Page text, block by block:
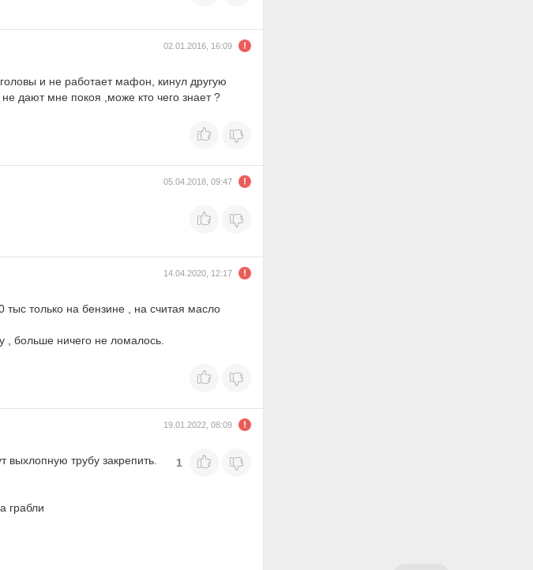
02.01.2016, 16:09
и не работает мафон, кинул другую
дают мне покоя ,може кто чего знает ?
05.04.2018, 09:47
14.04.2020, 12:17
только на бензине , на считая масло
, больше ничего не ломалось.
19.01.2022, 08:09
трубу закрепить.
грабли
1